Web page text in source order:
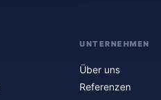
UNTERNEHMEN
Über uns
Referenzen